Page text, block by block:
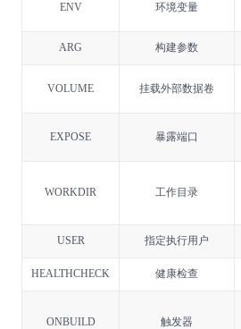
ENV 环境变量
ARG
构建参数
VOLUME 挂载外部数据卷
EXPOSE 暴露端口
WORKDIR 工作目录
USER
指定执行用户
HEALTHCHECK
健康检查
ONBUILD 触发器